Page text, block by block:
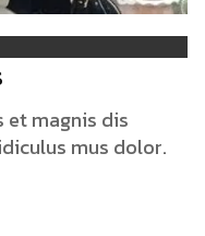
et magnis dis
mus dolor.